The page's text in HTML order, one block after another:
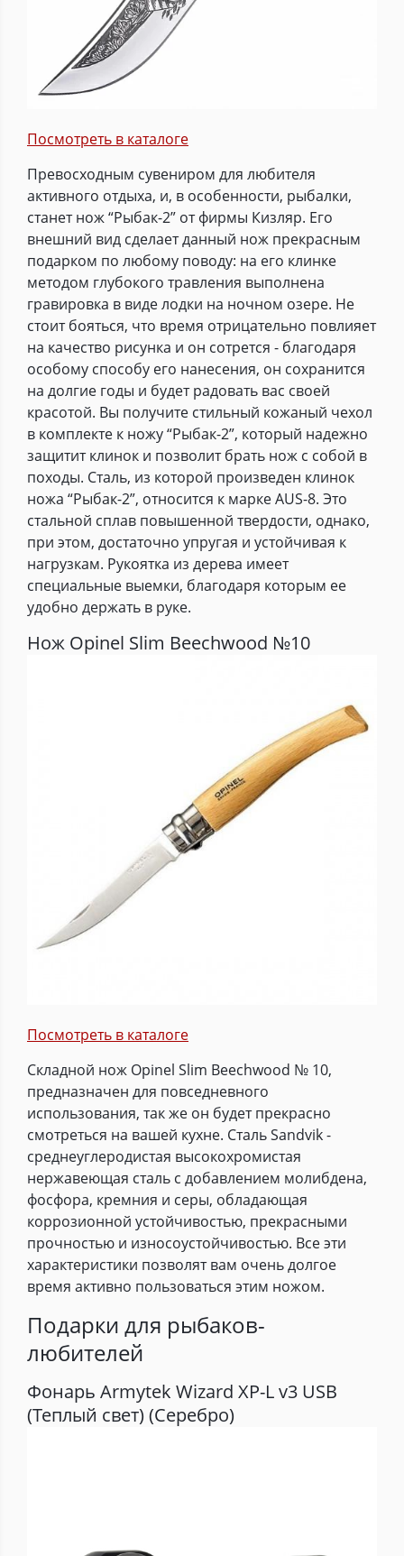
Посмотреть в каталоге
Превосходным сувениром для любителя
активного отдыха, и, в особенности, рыбалки,
станет нож “Рыбак-2” от фирмы Кизляр. Его
внешний вид сделает данный нож прекрасным
подарком по любому поводу: на его клинке
методом глубокого травления выполнена
гравировка в виде лодки на ночном озере. Не
стоит бояться, что время отрицательно повлияет
на качество рисунка и он сотрется - благодаря
особому способу его нанесения, он сохранится
на долгие годы и будет радовать вас своей
красотой. Вы получите стильный кожаный чехол
в комплекте к ножу “Рыбак-2”, который надежно
защитит клинок и позволит брать нож с собой в
походы. Сталь, из которой произведен клинок
ножа “Рыбак-2”, относится к марке AUS-8. Это
стальной сплав повышенной твердости, однако,
при этом, достаточно упругая и устойчивая к
нагрузкам. Рукоятка из дерева имеет
специальные выемки, благодаря которым ее
удобно держать в руке.
Нож Opinel Slim Beechwood №10
Посмотреть в каталоге
Складной нож Opinel Slim Beechwood № 10,
предназначен для повседневного
использования, так же он будет прекрасно
смотреться на вашей кухне. Сталь Sandvik -
среднеуглеродистая высокохромистая
нержавеющая сталь с добавлением молибдена,
фосфора, кремния и серы, обладающая
коррозионной устойчивостью, прекрасными
прочностью и износоустойчивостью. Все эти
характеристики позволят вам очень долгое
время активно пользоваться этим ножом.
Подарки для рыбаков-
любителей
Фонарь Armytek Wizard XP-L v3 USB
(Теплый свет) (Серебро)